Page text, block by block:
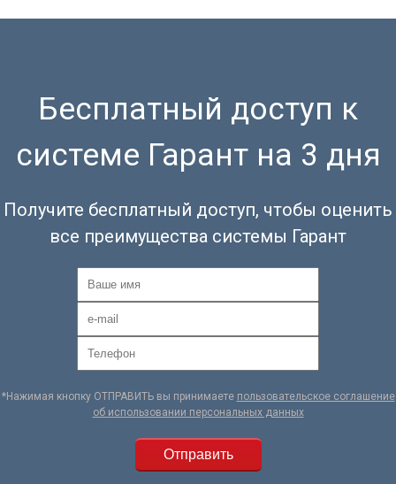
Бесплатный доступ к
системе Гарант на 3 дня
Получите бесплатный доступ, чтобы оценить
все преимущества системы Гарант
*Нажимая кнопку ОТПРАВИТЬ вы принимаете пользовательское соглашение
об использовании персональных данных